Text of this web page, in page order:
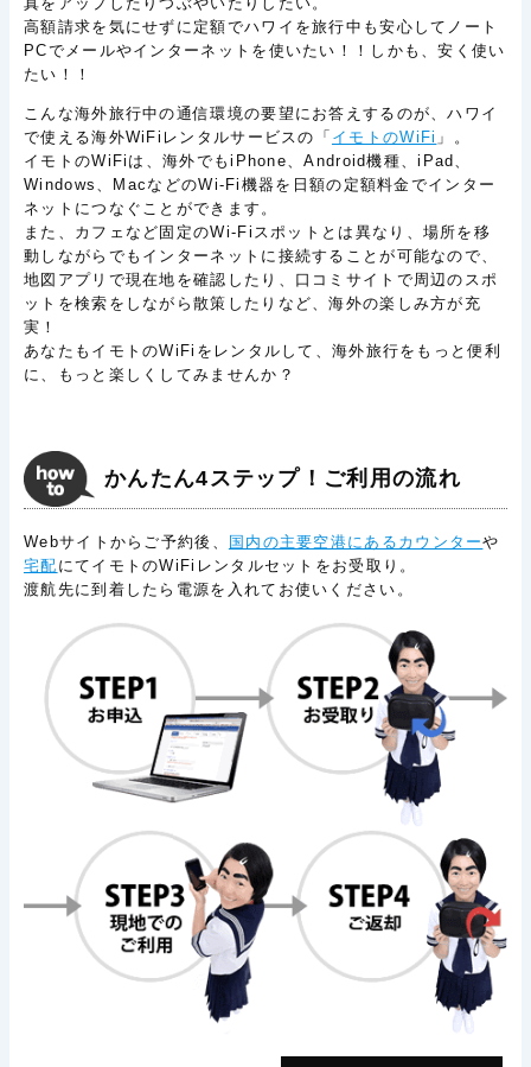
高額請求を気にせずに定額でハワイを旅行中も安心してノート
PCでメールやインターネットを使いたい！！しかも、安く使い
たい！！
こんな海外旅行中の通信環境の要望にお答えするのが、ハワイ
で使える海外WiFiレンタルサービスの「 イモトのWiFi 」。
イモトのWiFiは、海外でもiPhone、Android機種、iPad、
Windows、MacなどのWi-Fi機器を日額の定額料金でインター
ネットにつなぐことができます。
また、カフェなど固定のWi-Fiスポットとは異なり、場所を移
動しながらでもインターネットに接続することが可能なので、
地図アプリで現在地を確認したり、口コミサイトで周辺のスポ
ットを検索をしながら散策したりなど、海外の楽しみ方が充
実！
あなたもイモトのWiFiをレンタルして、海外旅行をもっと便利
に、もっと楽しくしてみませんか？
かんたん4ステップ！ご利用の流れ
Webサイトからご予約後、 国内の主要空港にあるカウンターや
宅配 にてイモトのWiFiレンタルセットをお受取り。
渡航先に到着したら電源を入れてお使いください。